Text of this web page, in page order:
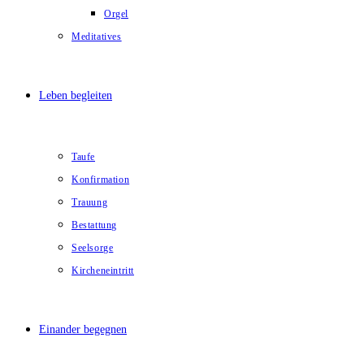
Orgel
Meditatives
Leben begleiten
Taufe
Konfirmation
Trauung
Bestattung
Seelsorge
Kircheneintritt
Einander begegnen